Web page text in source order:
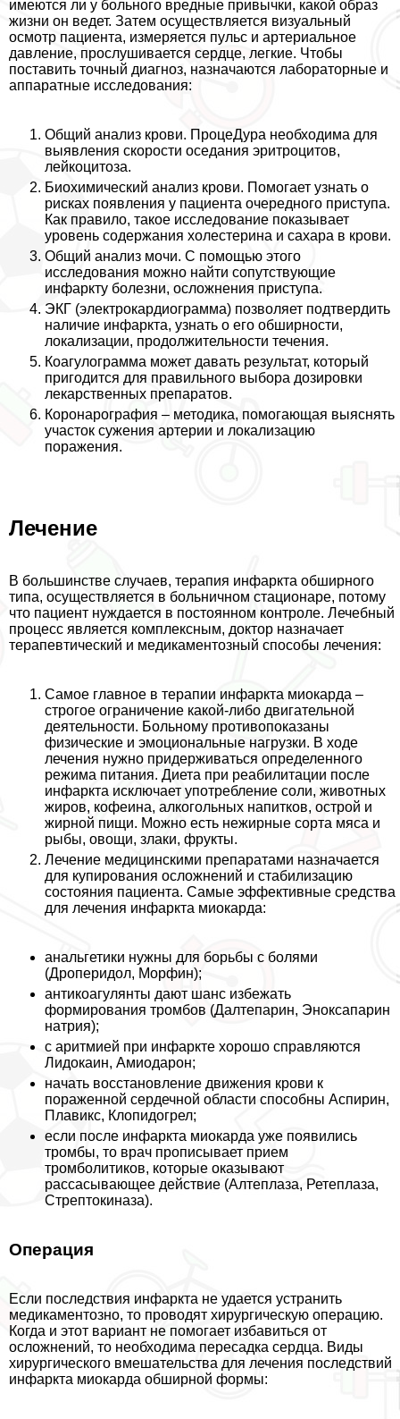
имеются ли у больного вредные привычки, какой образ
жизни он ведет. Затем осуществляется визуальный
осмотр пациента, измеряется пульс и артериальное
давление, прослушивается сердце, легкие. Чтобы
поставить точный диагноз, назначаются лабораторные и
аппаратные исследования:
Общий анализ крови. ПроцеДypa необходима для
выявления скорости оседания эритроцитов,
лейкоцитоза.
Биохимический анализ крови. Помогает узнать о
рисках появления у пациента очередного приступа.
Как правило, такое исследование показывает
уровень содержания холестерина и сахара в крови.
Общий анализ мочи. С помощью этого
исследования можно найти сопутствующие
инфаркту болезни, осложнения приступа.
ЭКГ (электрокардиограмма) позволяет подтвердить
наличие инфаркта, узнать о его обширности,
локализации, продолжительности течения.
Коагулограмма может давать результат, который
пригодится для правильного выбора дозировки
лекарственных препаратов.
Коронарография – методика, помогающая выяснять
участок сужения артерии и локализацию
поражения.
Лечение
В большинстве случаев, терапия инфаркта обширного
типа, осуществляется в больничном стационаре, потому
что пациент нуждается в постоянном контроле. Лечебный
процесс является комплексным, доктор назначает
терапевтический и медикаментозный способы лечения:
Самое главное в терапии инфаркта миокарда –
строгое ограничение какой-либо двигательной
деятельности. Больному противопоказаны
физические и эмоциональные нагрузки. В ходе
лечения нужно придерживаться определенного
режима питания. Диета при реабилитации после
инфаркта исключает употрeбление соли, животных
жиров, кофеина, алкогольных напитков, острой и
жирной пищи. Можно есть нежирные сорта мяса и
рыбы, овощи, злаки, фрукты.
Лечение медицинскими препаратами назначается
для купирования осложнений и стабилизацию
состояния пациента. Самые эффективные средства
для лечения инфаркта миокарда:
aнaльгетики нужны для борьбы с болями
(Дроперидол, Морфин);
антикоагулянты дают шанс избежать
формирования тромбов (Далтепарин, Эноксапарин
натрия);
с аритмией при инфаркте хорошо справляются
Лидокаин, Амиодарон;
начать восстановление движения крови к
пораженной сердечной области способны Аспирин,
Плавикс, Клопидогрел;
если после инфаркта миокарда уже появились
тромбы, то врач прописывает прием
тромболитиков, которые оказывают
рассасывающее действие (Алтеплаза, Ретеплаза,
Стрептокиназа).
Операция
Если последствия инфаркта не удается устранить
медикаментозно, то проводят хирургическую операцию.
Когда и этот вариант не помогает избавиться от
осложнений, то необходима пересадка сердца. Виды
хирургического вмешательства для лечения последствий
инфаркта миокарда обширной формы: